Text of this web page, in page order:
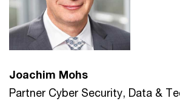
Joachim Mohs
Partner Cyber Security, Data &